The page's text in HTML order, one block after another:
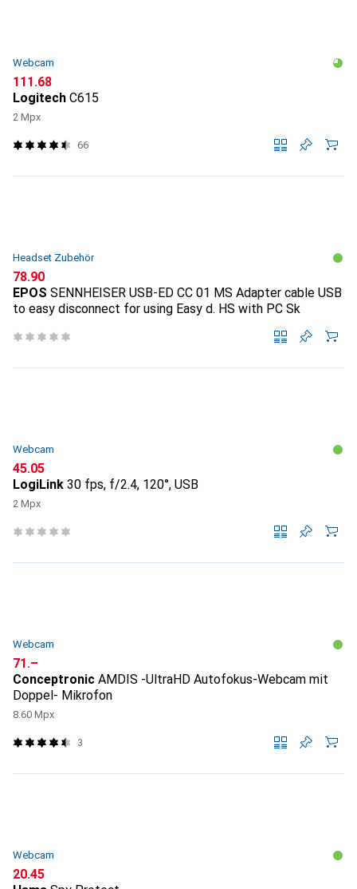
Webcam
CHF
111.68
Logitech C615
2 Mpx
66
Headset Zubehör
CHF
78.90
EPOS SENNHEISER USB-ED CC 01 MS Adapter cable USB
to easy disconnect for using Easy d. HS with PC Sk
Webcam
CHF
45.05
LogiLink 30 fps, f/2.4, 120°, USB
2 Mpx
Webcam
CHF
71.–
Conceptronic AMDIS -UltraHD Autofokus-Webcam mit
Doppel- Mikrofon
8.60 Mpx
3
Webcam
CHF
20.45